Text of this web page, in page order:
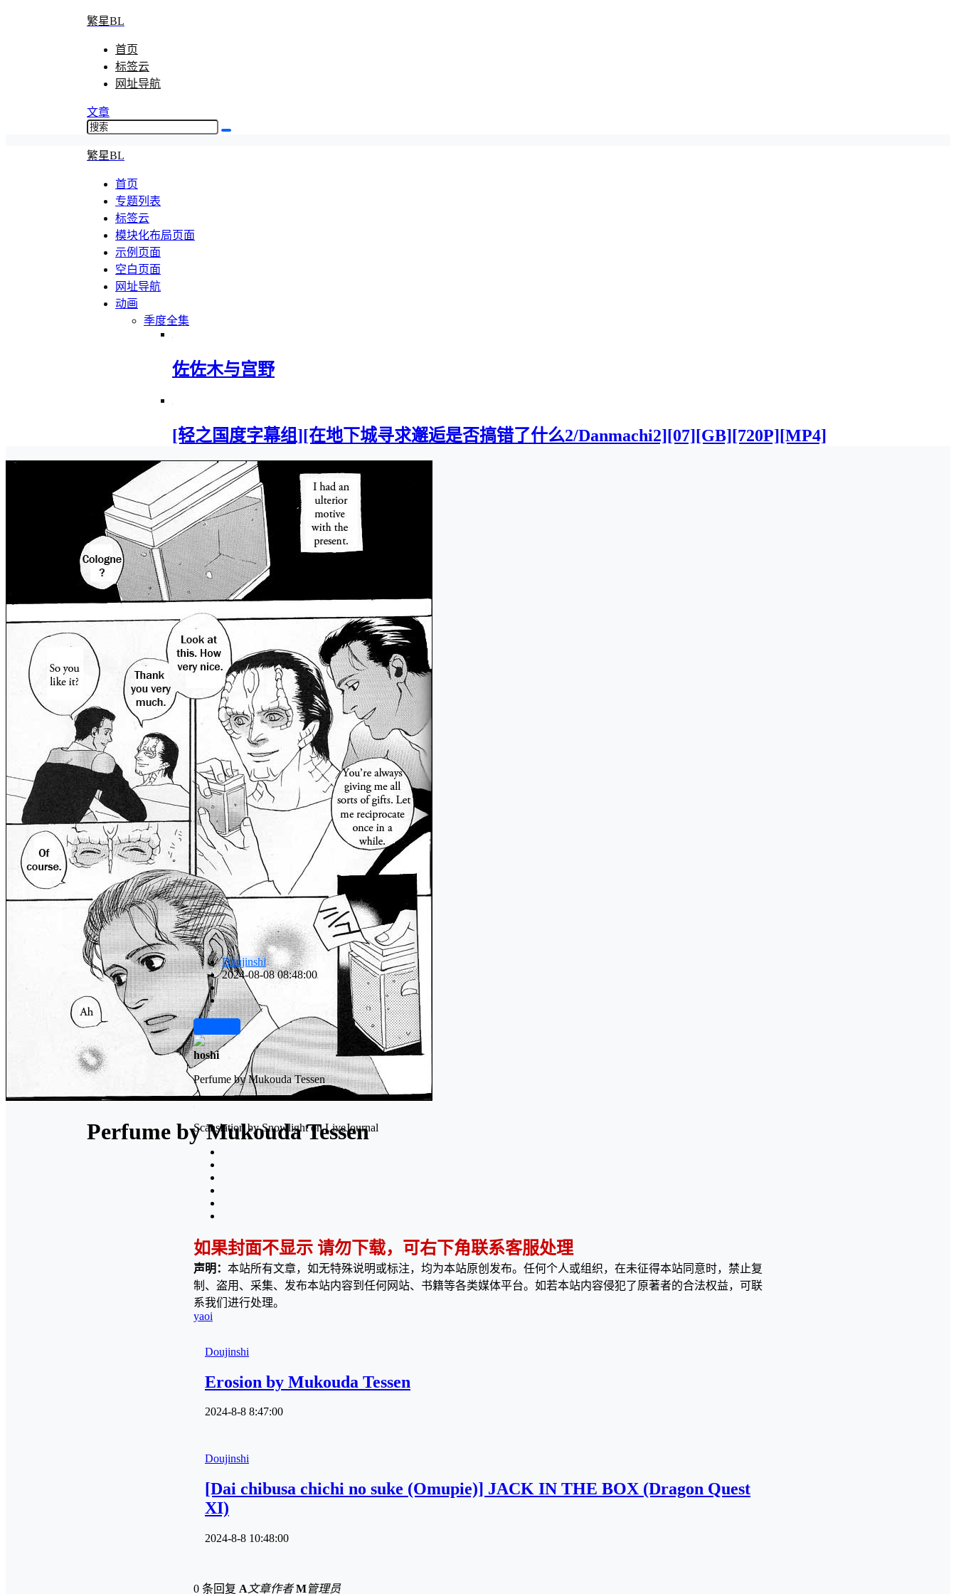
繁星BL
首页
标签云
网址导航
文章
繁星BL
首页
专题列表
标签云
模块化布局页面
示例页面
空白页面
网址导航
动画
季度全集
佐佐木与宫野
[轻之国度字幕组][在地下城寻求邂逅是否搞错了什么2/Danmachi2][07][GB][720P][MP4]
Perfume by Mukouda Tessen
Doujinshi
2024-08-08 08:48:00
hoshi
Perfume by Mukouda Tessen
Scanslation by Snowlight on LiveJournal
如果封面不显示 请勿下载，可右下角联系客服处理
声明： 本站所有文章，如无特殊说明或标注，均为本站原创发布。任何个人或组织，在未征得本站同意时，禁止复
制、盗用、采集、发布本站内容到任何网站、书籍等各类媒体平台。如若本站内容侵犯了原著者的合法权益，可联
系我们进行处理。
yaoi
Doujinshi
Erosion by Mukouda Tessen
2024-8-8 8:47:00
Doujinshi
[Dai chibusa chichi no suke (Omupie)] JACK IN THE BOX (Dragon Quest
XI)
2024-8-8 10:48:00
0 条回复 A 文章作者 M管理员